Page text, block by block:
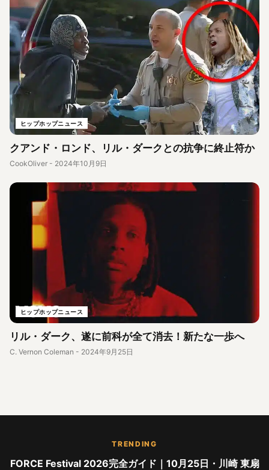
ヒップホップニュース
クアンド・ロンド、リル・ダークとの抗争に終止符か
CookOliver - 2024年10月9日
ヒップホップニュース
リル・ダーク、遂に前科が全て消去！新たな一歩へ
C. Vernon Coleman - 2024年9月25日
TRENDING
FORCE Festival 2026完全ガイド｜10月25日・川崎 東扇